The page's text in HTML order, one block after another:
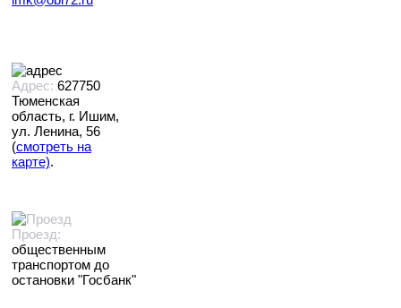
Адрес: 627750
Тюменская
область, г. Ишим,
ул. Ленина, 56
(смотреть на
карте).
Проезд:
общественным
транспортом до
остановки "Госбанк"